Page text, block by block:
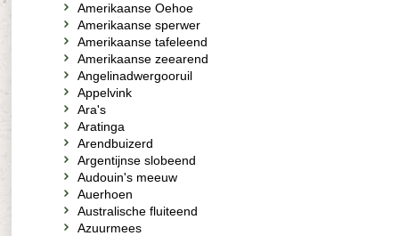
Amerikaanse Oehoe
Amerikaanse sperwer
Amerikaanse tafeleend
Amerikaanse zeearend
Angelinadwergooruil
Appelvink
Ara's
Aratinga
Arendbuizerd
Argentijnse slobeend
Audouin's meeuw
Auerhoen
Australische fluiteend
Azuurmees